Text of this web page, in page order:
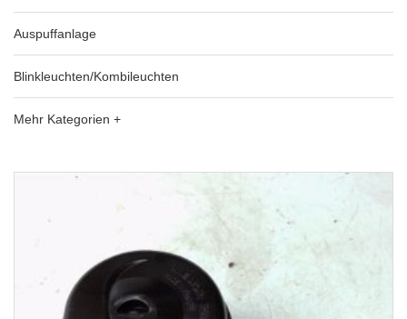
Auspuffanlage
Blinkleuchten/Kombileuchten
Mehr Kategorien +